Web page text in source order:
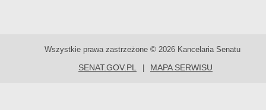
Wszystkie prawa zastrzeżone © 2026 Kancelaria Senatu
SENAT.GOV.PL MAPA SERWISU